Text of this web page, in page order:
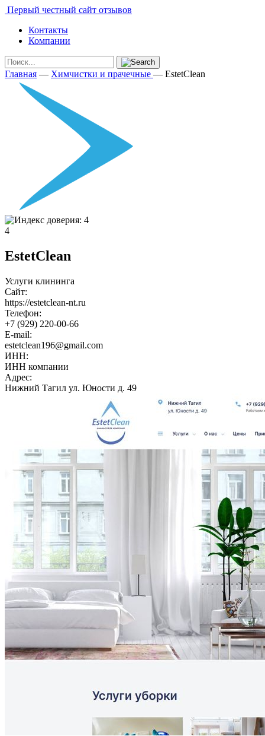
Первый честный сайт отзывов
Контакты
Компании
Главная — Химчистки и прачечные — EstetClean
4
EstetClean
Услуги клининга
Сайт:
https://estetclean-nt.ru
Телефон:
+7 (929) 220-00-66
E-mail:
estetclean196@gmail.com
ИНН:
ИНН компании
Адрес:
Нижний Тагил ул. Юности д. 49